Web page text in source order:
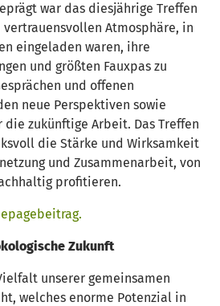
war das diesjährige Treffen
Atmosphäre, in
eingeladen waren, ihre
und größten Fauxpas zu
und offenen
neue Perspektiven sowie
zukünftige Arbeit. Das Treffen
die Stärke und Wirksamkeit
und Zusammenarbeit, von
profitieren.
Zukunft
unserer gemeinsamen
welches enorme Potenzial in